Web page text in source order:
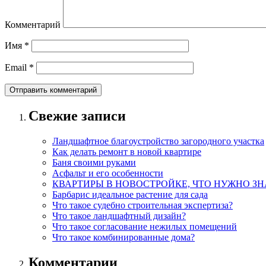
Комментарий
Имя *
Email *
Свежие записи
Ландшафтное благоустройство загородного участка
Как делать ремонт в новой квартире
Баня своими руками
Асфальт и его особенности
КВАРТИРЫ В НОВОСТРОЙКЕ, ЧТО НУЖНО
Барбарис идеальное растение для сада
Что такое судебно строительная экспертиза?
Что такое ландшафтный дизайн?
Что такое согласование нежилых помещений
Что такое комбинированные дома?
Комментарии